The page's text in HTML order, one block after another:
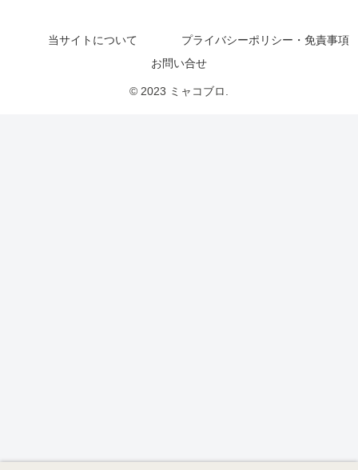
当サイトについて
プライバシーポリシー・免責事項
お問い合せ
© 2023 ミャコブロ.